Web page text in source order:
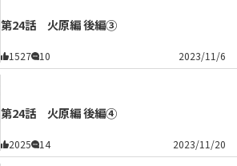
第24話 火原編 後編③
1527 10 2023/11/6
第24話 火原編 後編④
2025 14 2023/11/20